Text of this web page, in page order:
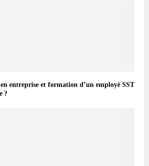
en entreprise et formation d’un employé SST
?